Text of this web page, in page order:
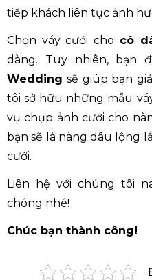
tiếp khách liên tục ảnh
Chọn váy cưới cho cô
dàng. Tuy nhiên, bạn
Weddingsẽ giúp bạn
tôi sở hữu những mẫu
vụ chụp ảnh cưới cho
bạn sẽ là nàng dâu lộng
cưới.
Liên hệ với chúng tôi
chóng nhé!
Chúc bạn thành công!